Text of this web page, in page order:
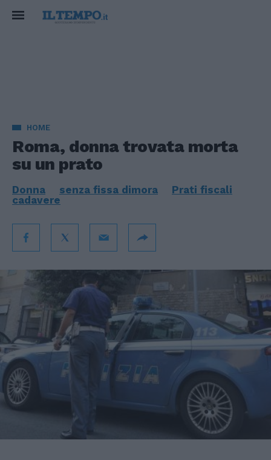
HOME
Roma, donna trovata morta
su un prato
Donna senza fissa dimora
Prati fiscali
cadavere